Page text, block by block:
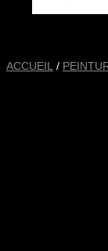
ACCUEIL /